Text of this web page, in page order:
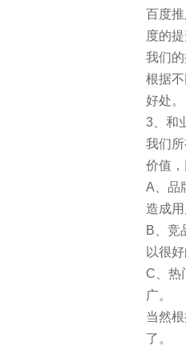
百度
度的
我们
根据
好处。
3、和
我们
价值，
A、品
造成用
B、竞
以很
C、热
广。
当然
了。